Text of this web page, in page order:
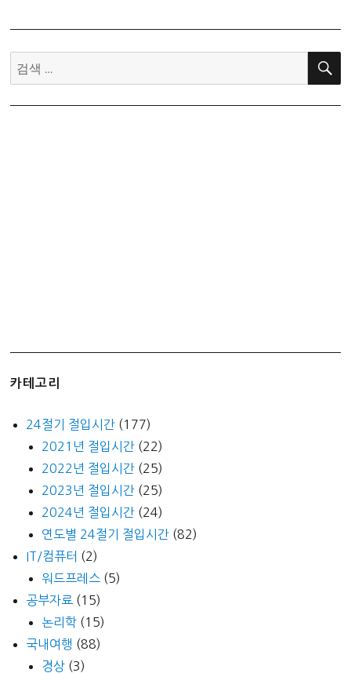
검
색:
검
카테고리
24절기 절입시간 (177)
2021년 절입시간 (22)
2022년 절입시간 (25)
2023년 절입시간 (25)
2024년 절입시간 (24)
연도별 24절기 절입시간 (82)
IT/컴퓨터 (2)
워드프레스 (5)
공부자료 (15)
논리학 (15)
국내여행 (88)
경상 (3)